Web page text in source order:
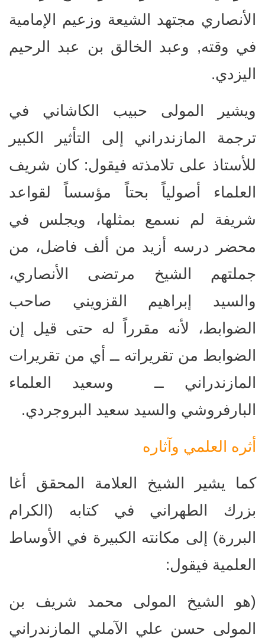
الأنصاري مجتهد الشيعة وزعيم الإمامية
في وقته, وعبد الخالق بن عبد الرحيم
اليزدي.
ويشير المولى حبيب الكاشاني في
ترجمة المازندراني إلى التأثير الكبير
للأستاذ على تلامذته فيقول: كان شريف
العلماء أصولياً بحتاً مؤسساً لقواعد
شريفة لم نسمع بمثلها، ويجلس في
محضر درسه أزيد من ألف فاضل، من
جملتهم الشيخ مرتضى الأنصاري،
والسيد إبراهيم القزويني صاحب
الضوابط، لأنه مقرراً له حتى قيل إن
الضوابط من تقريراته ــ أي من تقريرات
المازندراني ــ وسعيد العلماء
البارفروشي والسيد سعيد البروجردي.
أثره العلمي وآثاره
كما يشير الشيخ العلامة المحقق أغا
بزرك الطهراني في كتابه (الكرام
البررة) إلى مكانته الكبيرة في الأوساط
العلمية فيقول:
(هو الشيخ المولى محمد شريف بن
المولى حسن علي الآملي المازندراني